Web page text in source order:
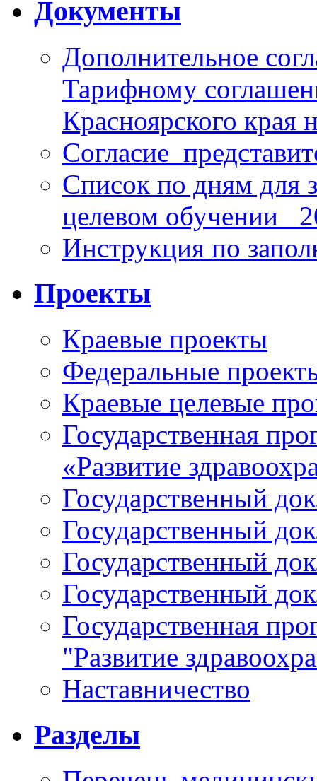
Документы
Дополнительное
Тарифному
Красноярского края
Список по дням для
целевом обучении_
Инструкция по
Проекты
Краевые проекты
Федеральные
Краевые целевые
Государственная
«Развитие
Государственный
Государственный
Государственный
Государственный
Государственная
"Развитие
Наставничество
Разделы